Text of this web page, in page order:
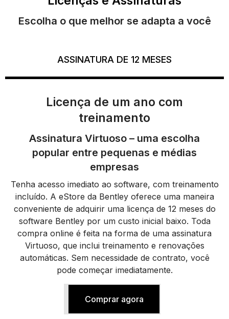
Escolha o que melhor se adapta a você
ASSINATURA DE 12 MESES
Licença de um ano com
treinamento
Assinatura Virtuoso – uma escolha
popular entre pequenas e médias
empresas
Tenha acesso imediato ao software, com treinamento
incluído. A eStore da Bentley oferece uma maneira
conveniente de adquirir uma licença de 12 meses do
software Bentley por um custo inicial baixo. Toda
compra online é feita na forma de uma assinatura
Virtuoso, que inclui treinamento e renovações
automáticas. Sem necessidade de contrato, você
pode começar imediatamente.
Comprar agora